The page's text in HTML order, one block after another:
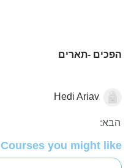
הפכים -תארים
קלינאות תקשורת
Hedi Ariav
הבא:
Courses you might like